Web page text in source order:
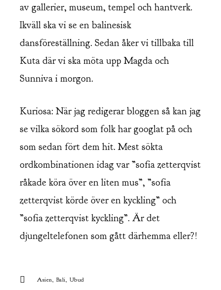
av gallerier, museum, tempel och hantverk.
Ikväll ska vi se en balinesisk
dansföreställning. Sedan åker vi tillbaka till
Kuta där vi ska möta upp Magda och
Sunniva i morgon.
Kuriosa: När jag redigerar bloggen så kan jag
se vilka sökord som folk har googlat på och
som sedan fört dem hit. Mest sökta
ordkombinationen idag var ”sofia zetterqvist
råkade köra över en liten mus”, ”sofia
zetterqvist körde över en kyckling” och
”sofia zetterqvist kyckling”. Är det
djungeltelefonen som gått därhemma eller?!
Asien Bali Ubud